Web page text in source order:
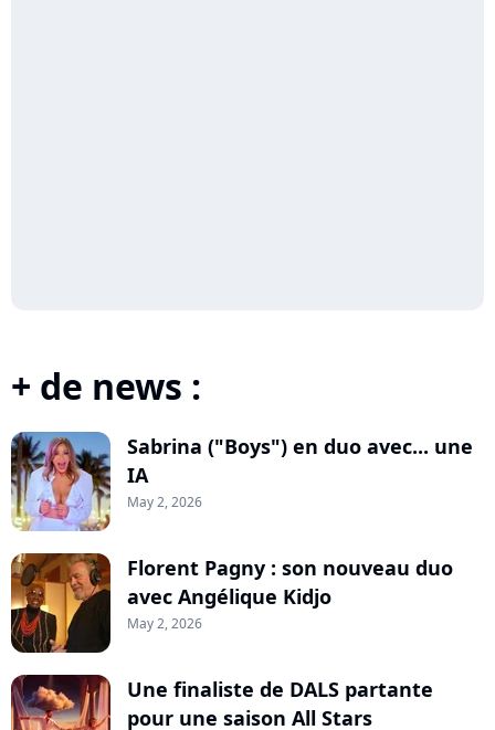
+ de news :
Sabrina ("Boys") en duo avec... une
IA
May 2, 2026
Florent Pagny : son nouveau duo
avec Angélique Kidjo
May 2, 2026
Une finaliste de DALS partante
pour une saison All Stars